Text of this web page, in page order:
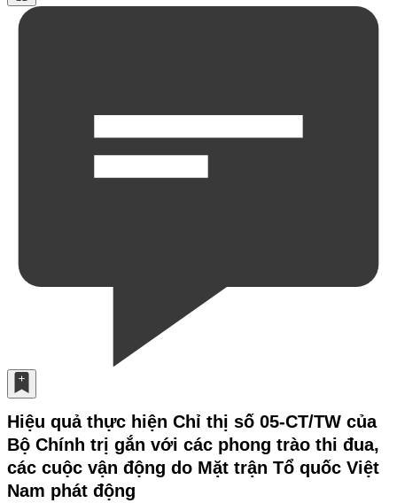
Hiệu quả thực hiện Chỉ thị số 05-CT/TW của
Bộ Chính trị gắn với các phong trào thi đua,
các cuộc vận động do Mặt trận Tổ quốc Việt
Nam phát động